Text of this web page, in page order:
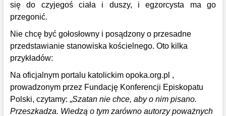
się do czyjegoś ciała i duszy, i egzorcysta ma go
przegonić.
Nie chcę być gołosłowny i posądzony o przesadne
przedstawianie stanowiska kościelnego. Oto kilka
przykładów:
Na oficjalnym portalu katolickim opoka.org.pl ,
prowadzonym przez Fundację Konferencji Episkopatu
Polski, czytamy: „Szatan nie chce, aby o nim pisano.
Przeszkadza. Wiedzą o tym zarówno autorzy poważnych